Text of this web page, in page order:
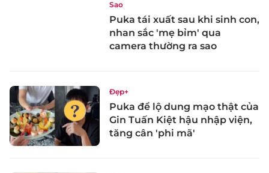
Sao
Puka tái xuất sau khi sinh con,
nhan sắc 'mẹ bỉm' qua
camera thường ra sao
Đẹp+
Puka để lộ dung mạo thật của
Gin Tuấn Kiệt hậu nhập viện,
tăng cân 'phi mã'